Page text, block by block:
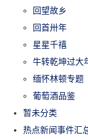
回望故乡
回首卅年
星星千禧
牛转乾坤过大
缅怀林顿专题
葡萄酒品鉴
暂未分类
热点新闻事件汇